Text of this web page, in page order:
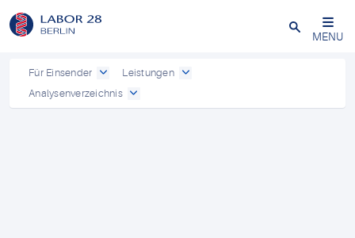
Schließen
MENU
Für Einsender
Leistungen
Analysenverzeichnis